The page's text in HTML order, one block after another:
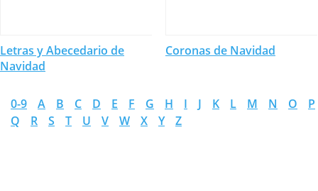
Letras y Abecedario de
Navidad
Coronas de Navidad
0-9 A B C D E F G H I J K L M N O
P
Q
R S T U V W X Y Z